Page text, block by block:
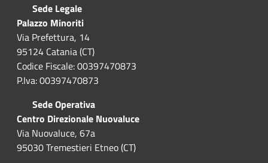
Sede Legale
Palazzo Minoriti
Via Prefettura, 14
95124 Catania (CT)
Codice Fiscale: 00397470873
P.Iva: 00397470873
Sede Operativa
Centro Direzionale Nuovaluce
Via Nuovaluce, 67a
95030 Tremestieri Etneo (CT)